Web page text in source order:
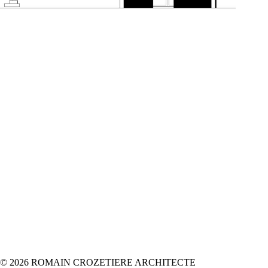
© 2026 ROMAIN CROZETIERE ARCHITECTE